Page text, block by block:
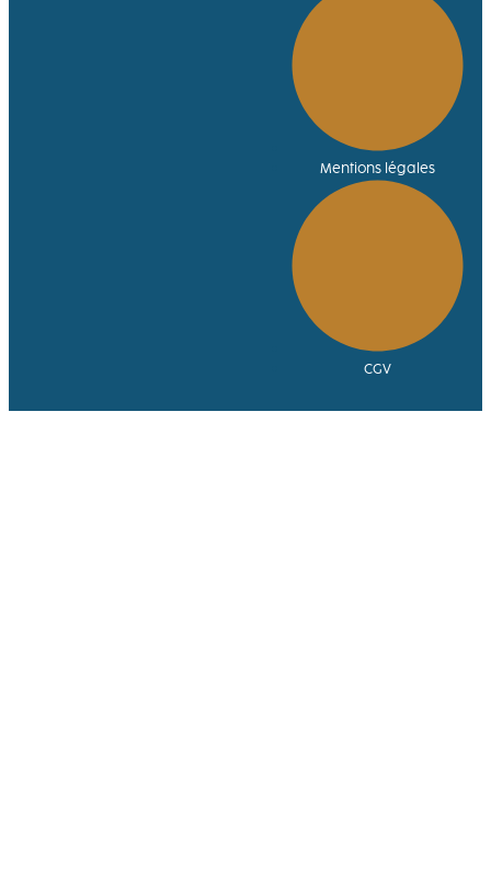
Mentions légales
CGV